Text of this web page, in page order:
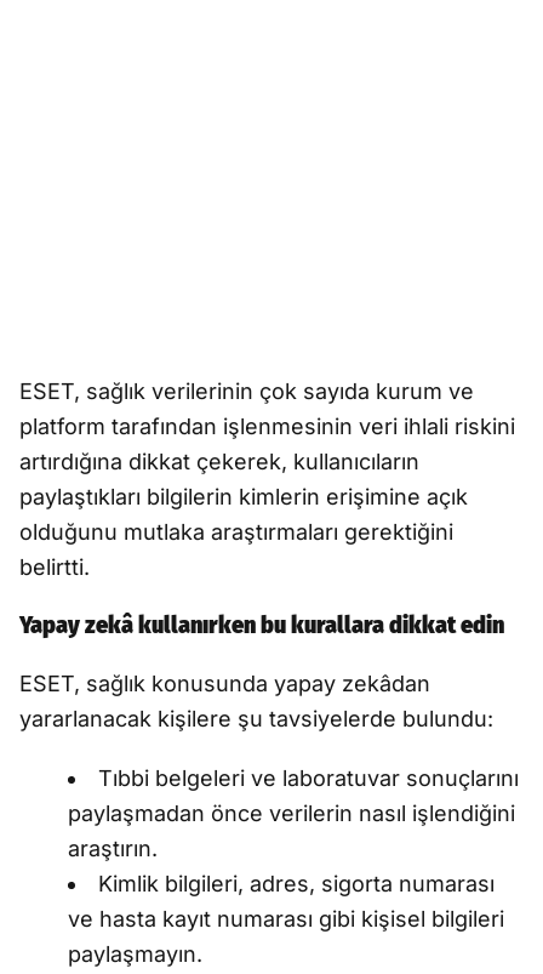
ESET, sağlık verilerinin çok sayıda kurum ve
platform tarafından işlenmesinin veri ihlali riskini
artırdığına dikkat çekerek, kullanıcıların
paylaştıkları bilgilerin kimlerin erişimine açık
olduğunu mutlaka araştırmaları gerektiğini
belirtti.
Yapay zekâ kullanırken bu kurallara dikkat edin
ESET, sağlık konusunda yapay zekâdan
yararlanacak kişilere şu tavsiyelerde bulundu:
Tıbbi belgeleri ve laboratuvar sonuçlarını
paylaşmadan önce verilerin nasıl işlendiğini
araştırın.
Kimlik bilgileri, adres, sigorta numarası
ve hasta kayıt numarası gibi kişisel bilgileri
paylaşmayın.